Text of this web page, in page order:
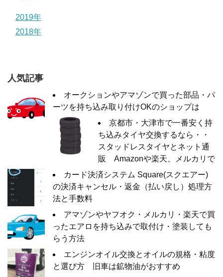
2019年
2018年
人気記事
オークションやアマゾンで買った部品・パ
ーツを持ち込み取り付けOKのショップは
京都市・大津市で一番安く持
ち込みタイヤ交換するなら・・
スタッドレスタイヤとネット通
販 Amazonや楽天、メルカリで
カード決済システム Square(スクエアー)
の決済キャンセル・返金（払い戻し）処理方
法と手数料
アマゾンやヤフオク・メルカリ・楽天で買
ったエアロを持ち込みで取付け・塗装しても
らう方法
エンジンオイル交換とオイルの規格・粘度
と選び方 旧車は鉱物油がおすすめ